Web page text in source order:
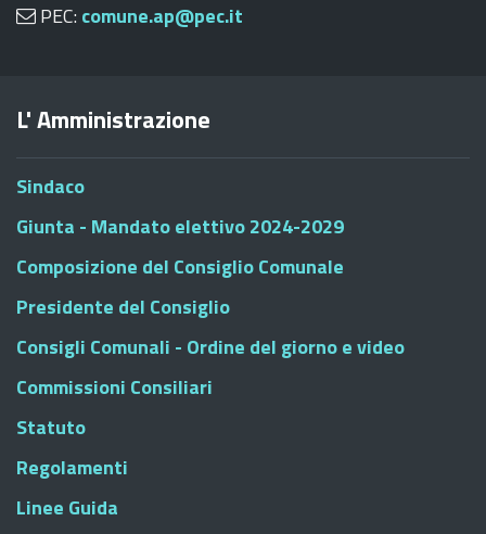
PEC: comune.ap@pec.it
L' Amministrazione
Sindaco
Giunta - Mandato elettivo 2024-2029
Composizione del Consiglio Comunale
Presidente del Consiglio
Consigli Comunali - Ordine del giorno e video
Commissioni Consiliari
Statuto
Regolamenti
Linee Guida